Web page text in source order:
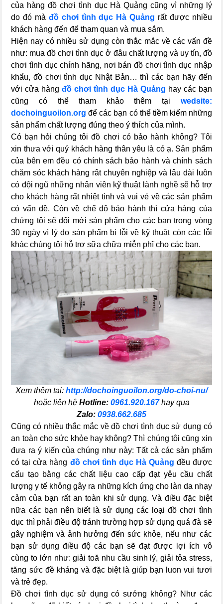
của hàng đồ chơi tình dục Hà Quảng cũng vì những lý
do đó mà đồ chơi tình dục Hà Quảng rất được nhiều
khách hàng đến để tham quan và mua sắm.
Hiện nay có nhiều sử dụng còn thắc mắc về các vấn đề
như: mua đồ chơi tình dục ở đâu chất lượng và uy tín, đồ
chơi tình dục chính hãng, nơi bán đồ chơi tình dục nhập
khẩu, đồ chơi tình dục Nhật Bản… thì các bạn hãy đến
với cửa hàngđồ chơi tình dục Hà Quảng hay các bạn
cũng có thể tham khảo thêm tại wedsite:
dochoinguoilon.org để các bạn có thể tiềm kiếm những
sản phẩm chất lượng đúng theo ý thích của mình.
Có bạn hỏi chúng tôi đồ chơi có bảo hành không? Tôi
xin thưa với quý khách hàng thân yêu là có ạ. Sản phẩm
của bên em đều có chính sách bảo hành và chính sách
chăm sóc khách hàng rât chuyên nghiệp và lâu dài luôn
có đội ngũ những nhân viên kỹ thuật lành nghề sẽ hỗ trợ
cho khách hàng rất nhiệt tình và vui vẻ về các sản phẩm
có vấn đề. Còn về chế độ bảo hành thì cửa hàng của
chứng tôi sẽ đổi mới sản phẩm cho các bạn trong vòng
30 ngày vì lý do sản phẩm bị lỗi về kỹ thuật còn các lỗi
khác chúng tôi hỗ trợ sữa chữa miễn phĩ cho các bạn.
Xem thêm tại: http://dochoinguoilon.org/do-choi-nu/
hoặc liên hệ Hotline: 0961.920.167hay qua
Zalo: 0938.662.685
Cũng có nhiều thắc mắc về đồ chơi tình dục sử dụng có
an toàn cho sức khỏe hay không? Thì chúng tôi cũng xin
đưa ra ý kiến của chúng như này: Tất cả các sản phẩm
có tại cửa hàng đồ chơi tình dục Hà Quảng đều được
cấu tạo bằng các chất liệu cao cấp đạt yêu cầu chất
lượng y tế không gây ra những kích ứng cho làn da nhạy
cảm của bạn rất an toàn khi sử dụng. Và điều đặc biệt
nữa các bạn nên biết là sử dụng các loại đồ chơi tình
dục thì phải điều độ tránh trường hợp sử dụng quá đà sẽ
gây nghiệm và ảnh hưởng đến sức khỏe, nếu như các
bạn sử dụng điều độ các bạn sẽ đạt được lợi ích vô
cùng to lớn như: giải toă nhu cầu sinh lý, giải tỏa stress,
tăng sức đề kháng và đặc biệt là giúp bạn luon vui tươi
và trẻ đẹp.
Đồ chơi tình dục sử dụng có sướng không? Như các